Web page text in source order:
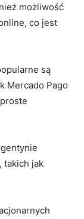
możliwość
co jest
są
Mercado Pago
takich jak